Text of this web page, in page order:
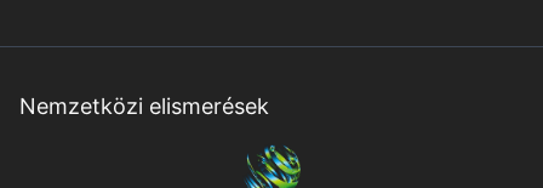
Nemzetközi elismerések